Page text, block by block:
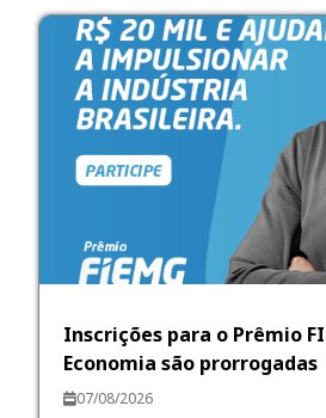
Inscrições para o Prêmio
Economia são prorrogadas
07/08/2026